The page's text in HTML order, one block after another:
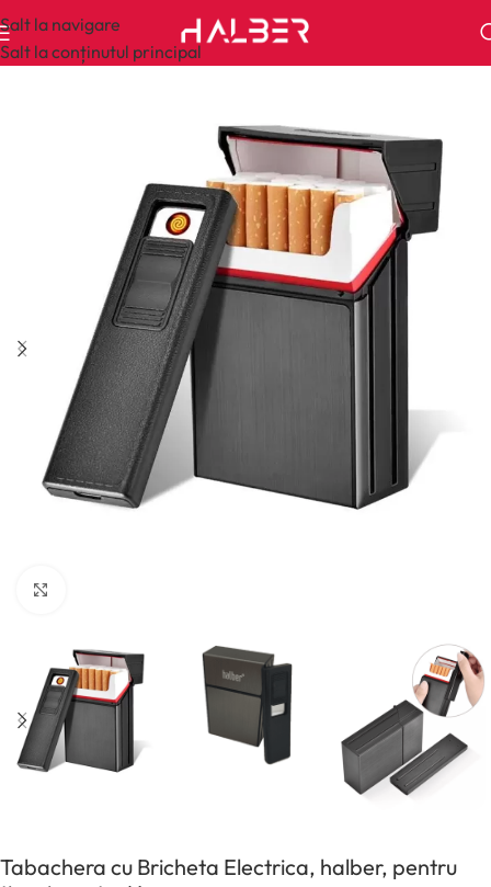
Salt la navigare
Salt la conținutul principal
Tabachera cu Bricheta Electrica, halber, pentru